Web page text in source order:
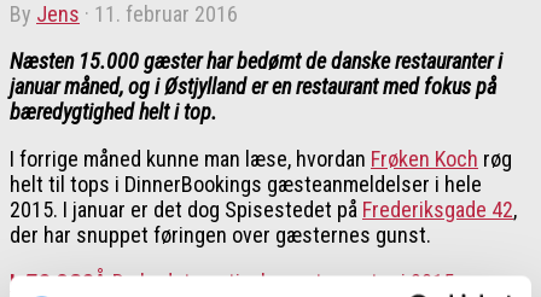
by Jens · 11. februar 2016
Næsten 15.000 gæster har bedømt de danske restauranter i
januar måned, og i Østjylland er en restaurant med fokus på
bæredygtighed helt i top.
I forrige måned kunne man læse, hvordan Frøken Koch røg
helt til tops i DinnerBookings gæsteanmeldelser i hele
2015. I januar er det dog Spisestedet på Frederiksgade 42,
der har snuppet føringen over gæsternes gunst.
LÆS OGSÅDe bedste østjyske restauranter i 2015